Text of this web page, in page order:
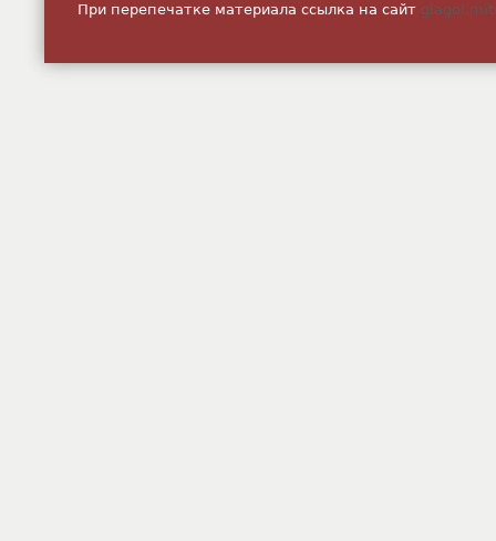
При перепечатке материала ссылка на сайт